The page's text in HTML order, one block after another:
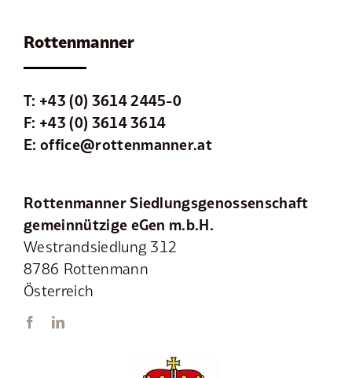
Rottenmanner
T: +43 (0) 3614 2445-0
F: +43 (0) 3614 3614
E: office@rottenmanner.at
Rottenmanner Siedlungsgenossenschaft
gemeinnützige eGen m.b.H.
Westrandsiedlung 312
8786 Rottenmann
Österreich